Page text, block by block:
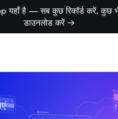
यहाँ है — सब कुछ रिकॉर्ड करें, कुछ
डाउनलोड करें →